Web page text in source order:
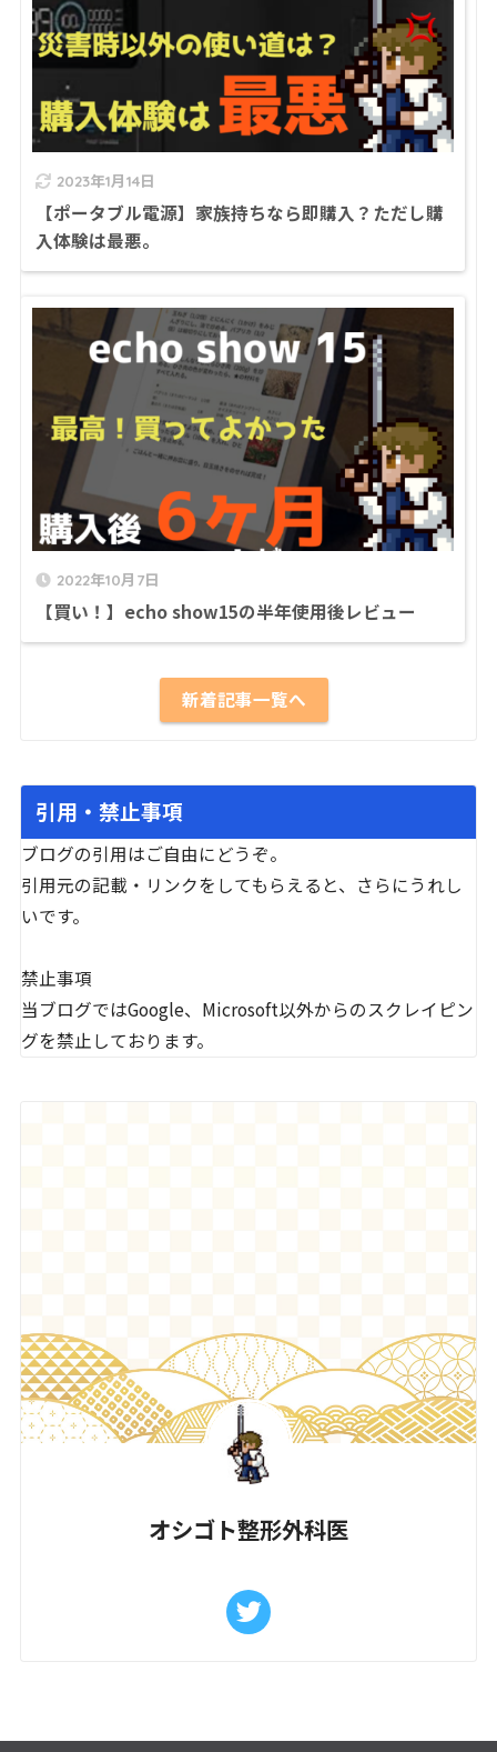
2023年1月14日
【ポータブル電源】家族持ちなら即購入？ただし購
入体験は最悪。
2022年10月7日
【買い！】echo show15の半年使用後レビュー
新着記事一覧へ
引用・禁止事項
ブログの引用はご自由にどうぞ。
引用元の記載・リンクをしてもらえると、さらにうれし
いです。
禁止事項
当ブログではGoogle、Microsoft以外からのスクレイピン
グを禁止しております。
オシゴト整形外科医